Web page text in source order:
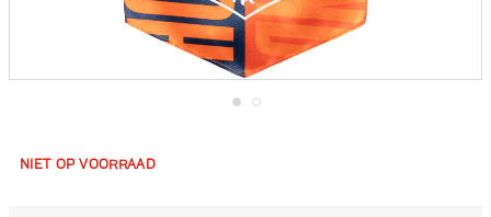
hetNIET OP VOORRAAD